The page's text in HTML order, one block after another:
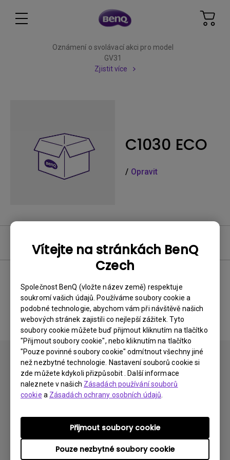
Vítejte na stránkách BenQ
Czech
Společnost BenQ (vložte název země) respektuje
soukromí vašich údajů. Používáme soubory cookie a
podobné technologie, abychom vám při návštěvě našich
webových stránek zajistili co nejlepší zážitek. Tyto
soubory cookie můžete buď přijmout kliknutím na tlačítko
"Přijmout soubory cookie", nebo kliknutím na tlačítko
"Pouze povinné soubory cookie" odmítnout všechny jiné
než nezbytné technologie. Nastavení souborů cookie si
zde můžete kdykoli přizpůsobit . Další informace
naleznete v našich Zásadách používání souborů
cookie a Zásadách ochrany osobních údajů
Pouze nezbytné soubory cookie
Přijmout soubory cookie
Oznámení o svolávací akci pro model
GV31
Zjistit více
C1030 ECO
/ Opravit
Uživatelská příručka
Žádná související příručka